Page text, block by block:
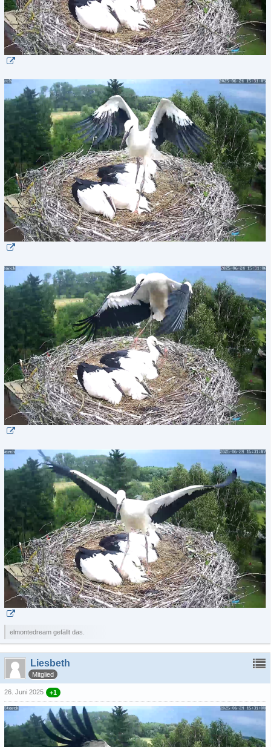
elmontedream gefällt das.
Liesbeth
Mitglied
26. Juni 2025 +1